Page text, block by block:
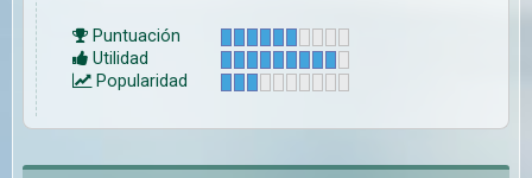
Puntuación
Utilidad
Popularidad